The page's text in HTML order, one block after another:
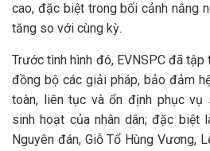
cao, đặc biệt trong bối cảnh nắng
tăng so với cùng kỳ.
Trước tình hình đó, EVNSPC đã
đồng bộ các giải pháp, bảo đảm
toàn, liên tục và ổn định phục vụ
sinh hoạt của nhân dân; đặc biệt
Nguyên đán, Giỗ Tổ Hùng Vương,